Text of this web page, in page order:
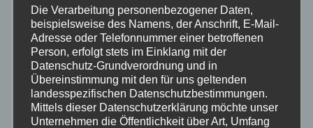
Allgemein
Altenkirchen
Bundespolizei
Die Verarbeitung personenbezogener Daten,
beispielsweise des Namens, der Anschrift, E-Mail-
Adresse oder Telefonnummer einer betroffenen
Person, erfolgt stets im Einklang mit der
Datenschutz-Grundverordnung und in
Übereinstimmung mit den für uns geltenden
landesspezifischen Datenschutzbestimmungen.
Mittels dieser Datenschutzerklärung möchte unser
Unternehmen die Öffentlichkeit über Art, Umfang